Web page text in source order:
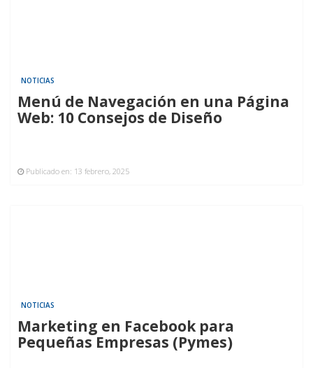
NOTICIAS
Menú de Navegación en una Página
Web: 10 Consejos de Diseño
Publicado en: 13 febrero, 2025
NOTICIAS
Marketing en Facebook para
Pequeñas Empresas (Pymes)